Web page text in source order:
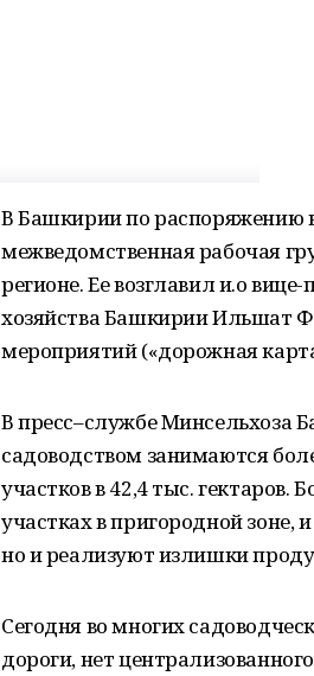
В Башкирии по распоряжению
межведомственная рабочая
регионе. Ее возглавил и.о
хозяйства Башкирии Ильшат
мероприятий («дорожная
В пресс–службе Минсельхоза
садоводством занимаются
участков в 42,4 тыс.
участках в пригородной зоне,
но и реализуют излишки
Сегодня во многих
дороги, нет